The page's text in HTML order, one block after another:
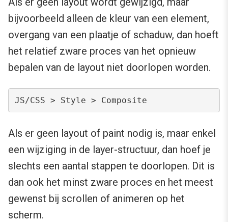
bijvoorbeeld alleen de kleur van een element,
overgang van een plaatje of schaduw, dan hoeft
het relatief zware proces van het opnieuw
bepalen van de layout niet doorlopen worden.
JS/CSS > Style > Composite
Als er geen layout of paint nodig is, maar enkel
een wijziging in de layer-structuur, dan hoef je
slechts een aantal stappen te doorlopen. Dit is
dan ook het minst zware proces en het meest
gewenst bij scrollen of animeren op het
scherm.